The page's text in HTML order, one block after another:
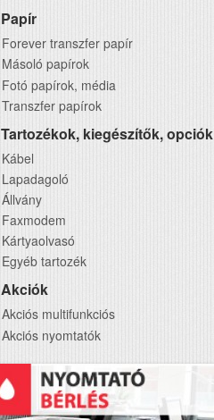
Papír
Forever transzfer papír
Másoló papírok
Fotó papírok, média
Transzfer papírok
Tartozékok, kiegészítők, opciók
Kábel
Lapadagoló
Állvány
Faxmodem
Kártyaolvasó
Egyéb tartozék
Akciók
Akciós multifunkciós
Akciós nyomtatók